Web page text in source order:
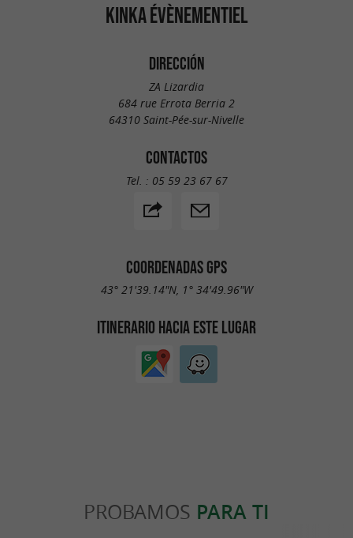
KINKA ÉVÈNEMENTIEL
DIRECCIÓN
ZA Lizardia
684 rue Errota Berria 2
64310 Saint-Pée-sur-Nivelle
CONTACTOS
Tel. : 05 59 23 67 67
COORDENADAS GPS
43° 21'39.14"N, 1° 34'49.96"W
ITINERARIO HACIA ESTE LUGAR
PROBAMOS PARA TI